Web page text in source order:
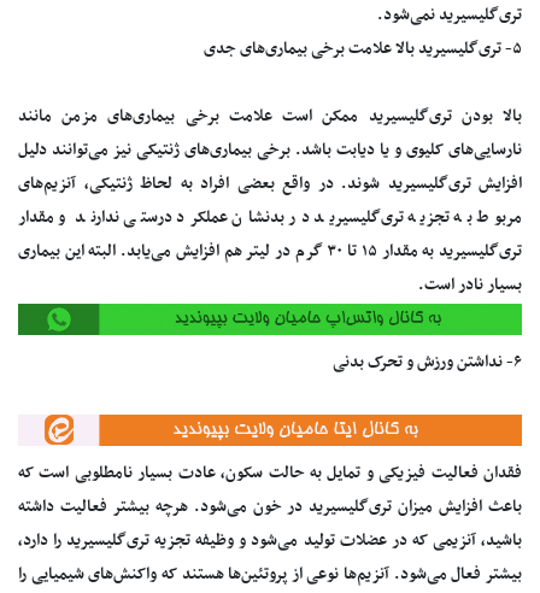
تری‌گلیسیرید نمی‌شود.
۵- تری‌گلیسیرید بالا علامت برخی بیماری‌های جدی
بالا بودن تری‌گلیسیرید ممکن است علامت برخی بیماری‌های مزمن مانند
نارسایی‌های کلیوی و یا دیابت باشد. برخی بیماری‌های ژنتیکی نیز می‌توانند دلیل
افزایش تری‌گلیسیرید شوند. در واقع بعضی افراد به لحاظ ژنتیکی، آنزیم‌های
مربوط به تجزیه تری‌گلیسیرید در بدنشان عملکرد درستی ندارند و مقدار
تری‌گلیسیرید به مقدار ۱۵ تا ۳۰ گرم در لیتر هم افزایش می‌یابد. البته این بیماری
بسیار نادر است.
۶- نداشتن ورزش و تحرک بدنی
فقدان فعالیت فیزیکی و تمایل به حالت سکون، عادت بسیار نامطلوبی است که
باعث افزایش میزان تری‌گلیسیرید در خون می‌شود. هرچه بیشتر فعالیت داشته
باشید، آنزیمی که در عضلات تولید می‌شود و وظیفه تجزیه تری‌گلیسیرید را دارد،
بیشتر فعال می‌شود. آنزیم‌ها نوعی از پروتئین‌ها هستند که واکنش‌های شیمیایی را